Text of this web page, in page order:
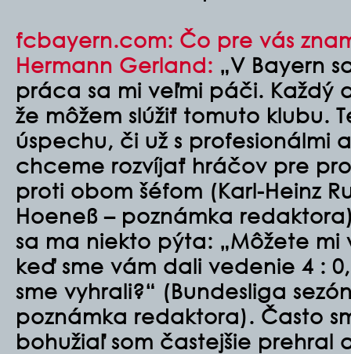
fcbayern.com: Čo pre vás
Hermann Gerland: „V Bayern
práca sa mi veľmi páči. Každý
že môžem slúžiť tomuto klubu.
úspechu, či už s profesionálmi
chceme rozvíjať hráčov pre
proti obom šéfom (Karl-Heinz
Hoeneß – poznámka
sa ma niekto pýta: „Môžete mi
keď sme vám dali vedenie 4 :
sme vyhrali?“ (Bundesliga
poznámka redaktora). Často
bohužiaľ som častejšie prehral